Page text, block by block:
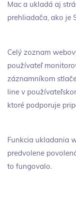
Mac a ukladá aj
prehliadača, ako je
Celý zoznam
používateľ
záznamníkom
line v
ktoré podporuje
Funkcia ukladania
predvolene
to fungovalo.